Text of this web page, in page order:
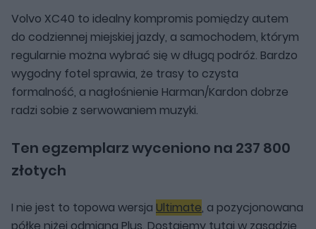
Volvo XC40 to idealny kompromis pomiędzy autem
do codziennej miejskiej jazdy, a samochodem, którym
regularnie można wybrać się w długą podróż. Bardzo
wygodny fotel sprawia, że trasy to czysta
formalność, a nagłośnienie Harman/Kardon dobrze
radzi sobie z serwowaniem muzyki.
Ten egzemplarz wyceniono na 237 800
złotych
I nie jest to topowa wersja Ultimate, a pozycjonowana